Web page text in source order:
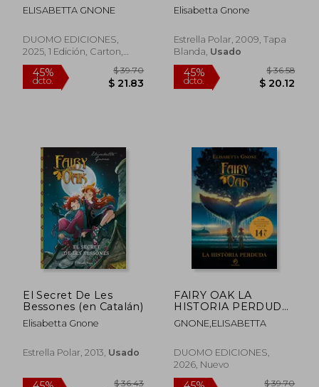
45% $ 39.26 45% $
ELISABETTA GNONE
DUOMO EDICIONES,
2025, 1 Edición, Carton,
Nuevo
TETRALOGIA) (en
Catalán)
Elisabetta Gnone
Estrella Polar, 2009, Tapa
Blanda, Usado
El Secret De Les
Bessones (en Catalán)
Elisabetta Gnone
Estrella Polar, 2013, Usado
FAIRY OAK LA
HISTORIA PERDUDA
(en Catalán)
GNONE,ELISABETTA
DUOMO EDICIONES,
2026, Nuevo